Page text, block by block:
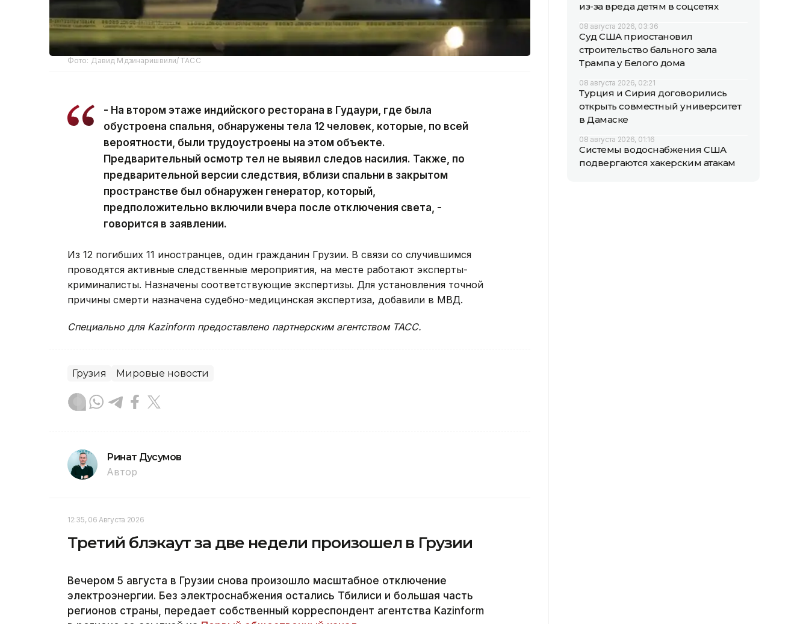
Фото: Давид Мдзинаришвили/ ТАСС
- На втором этаже индийского ресторана в Гудаури, где была
обустроена спальня, обнаружены тела 12 человек, которые, по всей
вероятности, были трудоустроены на этом объекте.
Предварительный осмотр тел не выявил следов насилия. Также, по
предварительной версии следствия, вблизи спальни в закрытом
пространстве был обнаружен генератор, который,
предположительно включили вчера после отключения света, -
говорится в заявлении.
Из 12 погибших 11 иностранцев, один гражданин Грузии. В связи со случившимся
проводятся активные следственные мероприятия, на месте работают эксперты-
криминалисты. Назначены соответствующие экспертизы. Для установления точной
причины смерти назначена судебно-медицинская экспертиза, добавили в МВД.
Специально для Kazinform предоставлено партнерским агентством ТАСС.
Грузия Мировые новости
Ринат Дусумов
Автор
12:35, 06 Августа 2026
Третий блэкаут за две недели произошел в Грузии
Вечером 5 августа в Грузии снова произошло масштабное отключение
электроэнергии. Без электроснабжения остались Тбилиси и большая часть
регионов страны, передает собственный корреспондент агентства Kazinform
из-за вреда детям в соцсетях
08 августа 2026, 03:36
Суд США приостановил
строительство бального зала
Трампа у Белого дома
08 августа 2026, 02:21
Турция и Сирия договорились
открыть совместный университет
в Дамаске
08 августа 2026, 01:16
Системы водоснабжения США
подвергаются хакерским атакам